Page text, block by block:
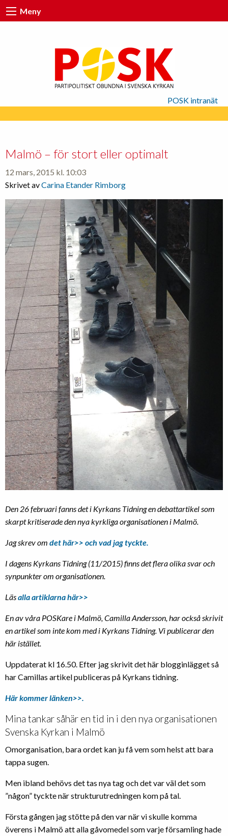
Meny
POSK intranät
Malmö – för stort eller optimalt
12 mars, 2015 kl. 10:03
Skrivet avCarina Etander Rimborg
Den 26 februari fanns det i Kyrkans Tidning en debattartikel som
skarpt kritiserade den nya kyrkliga organisationen i Malmö.
Jag skrev om det här>> och vad jag tyckte.
I dagens Kyrkans Tidning (11/2015) finns det flera olika svar och
synpunkter om organisationen.
Läsalla artiklarna här>>
En av våra POSKare i Malmö, Camilla Andersson, har också skrivit
en artikel som inte kom med i Kyrkans Tidning. Vi publicerar den
här istället.
Uppdaterat kl 16.50. Efter jag skrivit det här blogginlägget så
har Camillas artikel publiceras på Kyrkans tidning.
Här kommer länken>>.
Mina tankar såhär en tid in i den nya organisationen
Svenska Kyrkan i Malmö
Omorganisation, bara ordet kan ju få vem som helst att bara
tappa sugen.
Men ibland behövs det tas nya tag och det var väl det som
”någon” tyckte när strukturutredningen kom på tal.
Första gången jag stötte på den var när vi skulle komma
överens i Malmö att alla gåvomedel som varje församling hade